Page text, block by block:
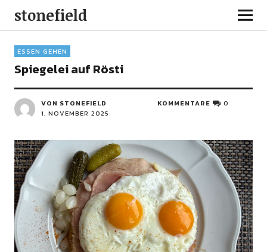
stonefield
ESSEN GEHEN
Spiegelei auf Rösti
VON STONEFIELD
1. NOVEMBER 2025
KOMMENTARE 0